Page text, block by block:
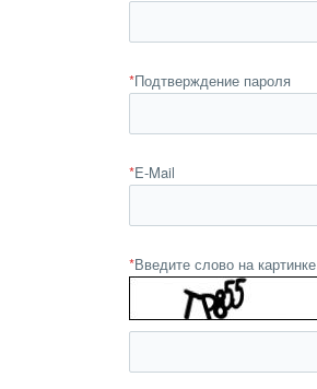
*Подтверждение пароля
*E-Mail
*Введите слово на картинке